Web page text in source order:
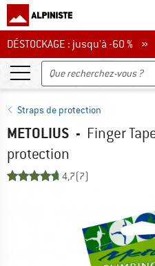
DÉSTOCKAGE : jusqu'à -60 %
DÉSTOCKAGE : jusqu'à -60 % »
Straps de protection
METOLIUS - Finger
protection
4,7(7)